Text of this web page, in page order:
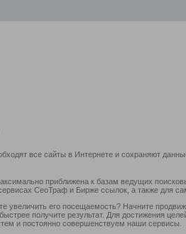
все сайты в Интернете и сохраняют
приближена к базам ведущих
СеоТраф и Бирже ссылок, а также для
увеличить его посещаемость? Начните
получите результат. Для достижения
и постоянно совершенствуем наши сервисы.